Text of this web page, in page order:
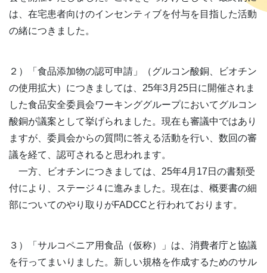
は、在宅患者向けのインセンティブを付与を目指した活動
の緒につきました。
２）「食品添加物の認可申請」（グルコン酸銅、ビオチン
の使用拡大）につきましては、25年3月25日に開催されま
した食品安全委員会ワーキンググループにおいてグルコン
酸銅が議案として挙げられました。現在も審議中ではあり
ますが、委員会からの質問に答える活動を行い、数回の審
議を経て、認可されると思われます。
一方、ビオチンにつきましては、25年4月17日の書類受
付により、ステージ４に進みました。現在は、概要書の細
部についてのやり取りがFADCCと行われております。
３）「サルコペニア用食品（仮称）」は、消費者庁と協議
を行ってまいりました。新しい規格を作成するためのサル